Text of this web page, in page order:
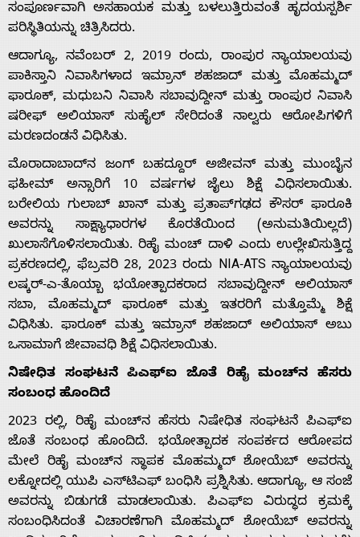
ಸಂಪೂರ್ಣವಾಗಿ ಅಸಹಾಯಕ ಮತ್ತು ಬಳಲುತ್ತಿರುವಂತೆ ಹೃದಯಸ್ಪರ್ಶಿ
ಪರಿಸ್ಥಿತಿಯನ್ನು ಚಿತ್ರಿಸಿದರು.
ಆದಾಗ್ಯೂ, ನವೆಂಬರ್ 2, 2019 ರಂದು, ರಾಂಪುರ ನ್ಯಾಯಾಲಯವು
ಪಾಕಿಸ್ತಾನಿ ನಿವಾಸಿಗಳಾದ ಇಮ್ರಾನ್ ಶಹಜಾದ್ ಮತ್ತು ಮೊಹಮ್ಮದ್
ಫಾರೂಕ್, ಮಧುಬನಿ ನಿವಾಸಿ ಸಬಾವುದ್ದೀನ್ ಮತ್ತು ರಾಂಪುರ ನಿವಾಸಿ
ಷರೀಫ್ ಅಲಿಯಾಸ್ ಸುಹೈಲ್ ಸೇರಿದಂತೆ ನಾಲ್ವರು ಆರೋಪಿಗಳಿಗೆ
ಮರಣದಂಡನೆ ವಿಧಿಸಿತು.
ಮೊರಾದಾಬಾದ್‌ನ ಜಂಗ್ ಬಹದ್ದೂರ್ ಅಜೀವನ್ ಮತ್ತು ಮುಂಬೈನ
ಫಹೀಮ್ ಅನ್ಸಾರಿಗೆ 10 ವರ್ಷಗಳ ಜೈಲು ಶಿಕ್ಷೆ ವಿಧಿಸಲಾಯಿತು.
ಬರೇಲಿಯ ಗುಲಾಬ್ ಖಾನ್ ಮತ್ತು ಪ್ರತಾಪ್‌ಗಢದ ಕೌಸರ್ ಫಾರೂಕಿ
ಅವರನ್ನು ಸಾಕ್ಷ್ಯಾಧಾರಗಳ ಕೊರತೆಯಿಂದ (ಅನುಮತಿಯಿಲ್ಲದೆ)
ಖುಲಾಸೆಗೊಳಿಸಲಾಯಿತು. ರಿಹೈ ಮಂಚ್ ದಾಳಿ ಎಂದು ಉಲ್ಲೇಖಿಸುತ್ತಿದ್ದ
ಪ್ರಕರಣದಲ್ಲಿ, ಫೆಬ್ರವರಿ 28, 2023 ರಂದು NIA-ATS ನ್ಯಾಯಾಲಯವು
ಲಷ್ಕರ್-ಎ-ತೊಯ್ಬಾ ಭಯೋತ್ಪಾದಕರಾದ ಸಬಾವುದ್ದೀನ್ ಅಲಿಯಾಸ್
ಸಬಾ, ಮೊಹಮ್ಮದ್ ಫಾರೂಕ್ ಮತ್ತು ಇತರರಿಗೆ ಮತ್ತೊಮ್ಮೆ ಶಿಕ್ಷೆ
ವಿಧಿಸಿತು. ಫಾರೂಕ್ ಮತ್ತು ಇಮ್ರಾನ್ ಶಹಜಾದ್ ಅಲಿಯಾಸ್ ಅಬು
ಒಸಾಮಾಗೆ ಜೀವಾವಧಿ ಶಿಕ್ಷೆ ವಿಧಿಸಲಾಯಿತು.
ನಿಷೇಧಿತ ಸಂಘಟನೆ ಪಿಎಫ್‌ಐ ಜೊತೆ ರಿಹೈ ಮಂಚ್‌ನ ಹೆಸರು
ಸಂಬಂಧ ಹೊಂದಿದೆ
2023 ರಲ್ಲಿ, ರಿಹೈ ಮಂಚ್‌ನ ಹೆಸರು ನಿಷೇಧಿತ ಸಂಘಟನೆ ಪಿಎಫ್‌ಐ
ಜೊತೆ ಸಂಬಂಧ ಹೊಂದಿದೆ. ಭಯೋತ್ಪಾದಕ ಸಂಪರ್ಕದ ಆರೋಪದ
ಮೇಲೆ ರಿಹೈ ಮಂಚ್‌ನ ಸ್ಥಾಪಕ ಮೊಹಮ್ಮದ್ ಶೋಯೆಬ್ ಅವರನ್ನು
ಲಕ್ನೋದಲ್ಲಿ ಯುಪಿ ಎಸ್‌ಟಿಎಫ್ ಬಂಧಿಸಿ ಪ್ರಶ್ನಿಸಿತು. ಆದಾಗ್ಯೂ, ಆ ಸಂಜೆ
ಅವರನ್ನು ಬಿಡುಗಡೆ ಮಾಡಲಾಯಿತು. ಪಿಎಫ್‌ಐ ವಿರುದ್ಧದ ಕ್ರಮಕ್ಕೆ
ಸಂಬಂಧಿಸಿದಂತೆ ವಿಚಾರಣೆಗಾಗಿ ಮೊಹಮ್ಮದ್ ಶೋಯೆಬ್ ಅವರನ್ನು